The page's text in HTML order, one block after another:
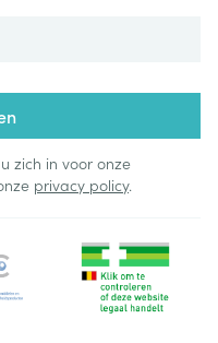
zich in voor onze
privacy policy.